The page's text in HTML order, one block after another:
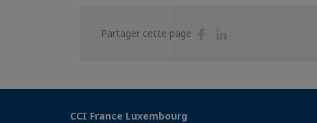
Partager cette page
Partager
CCI France Luxembourg